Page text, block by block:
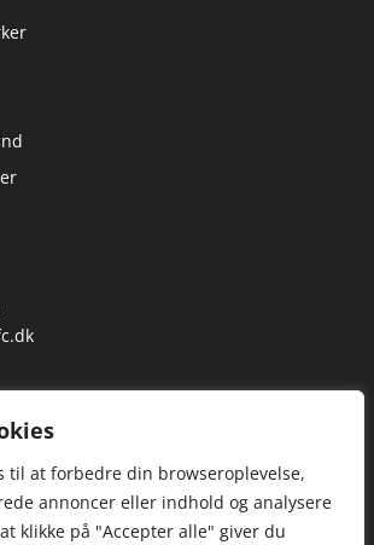
til at forbedre din browseroplevelse,
annoncer eller indhold og analysere
klikke på "Accepter alle" giver du